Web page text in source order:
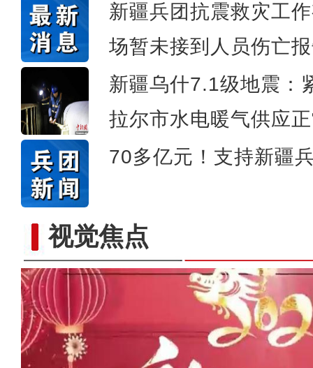
新疆兵团抗震救灾工
场暂未接到人员伤亡
新疆乌什7.1级地震：
拉尔市水电暖气供应
70多亿元！支持新疆
视觉焦点“阿克苏是个好地方·四季